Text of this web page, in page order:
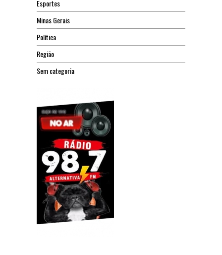
Esportes
Minas Gerais
Política
Região
Sem categoria